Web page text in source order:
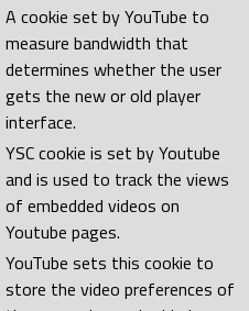
A cookie set by YouTube to
measure bandwidth that
determines whether the user
gets the new or old player
interface.
YSC cookie is set by Youtube
and is used to track the views
of embedded videos on
Youtube pages.
YouTube sets this cookie to
store the video preferences of